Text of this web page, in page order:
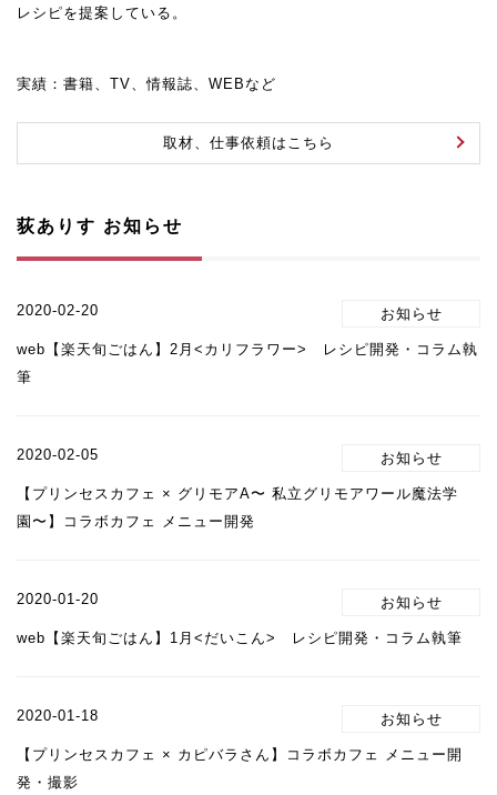
レシピを提案している。
実績：書籍、TV、情報誌、WEBなど
取材、仕事依頼はこちら
荻ありす お知らせ
2020-02-20
web【楽天旬ごはん】2月<カリフラワー> レシピ開発・コラム執
筆
2020-02-05
【プリンセスカフェ × グリモアA〜 私立グリモアワール魔法学
園〜】コラボカフェ メニュー開発
2020-01-20
web【楽天旬ごはん】1月<だいこん> レシピ開発・コラム執筆
2020-01-18
【プリンセスカフェ × カピバラさん】コラボカフェ メニュー開
発・撮影